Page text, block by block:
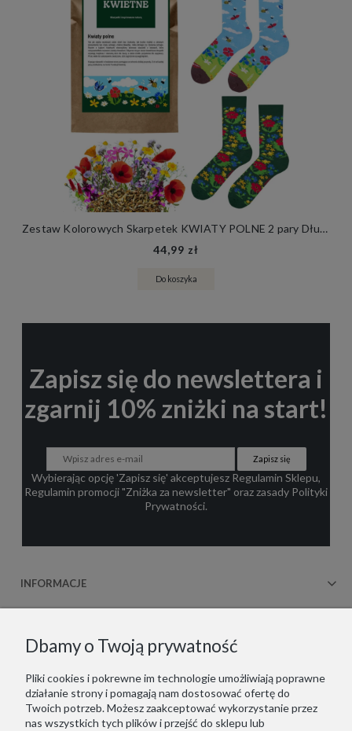
Zestaw Kolorowych Skarpetek KWIATY POLNE 2 pary Długie Bawełniane Skarpety + Nasiona Łąki Kwietnej
44,99 zł
Do koszyka
Zapisz się do newslettera i
zgarnij 10% zniżki na start!
Zapisz się
Wybierając opcję 'Zapisz się' akceptujesz Regulamin Sklepu,
Regulamin promocji "Zniżka za newsletter" oraz zasady Polityki
Prywatności.
INFORMACJE
KONTAKT
Dbamy o Twoją prywatność
Pliki cookies i pokrewne im technologie umożliwiają poprawne
działanie strony i pomagają nam dostosować ofertę do
Twoich potrzeb. Możesz zaakceptować wykorzystanie przez
nas wszystkich tych plików i przejść do sklepu lub